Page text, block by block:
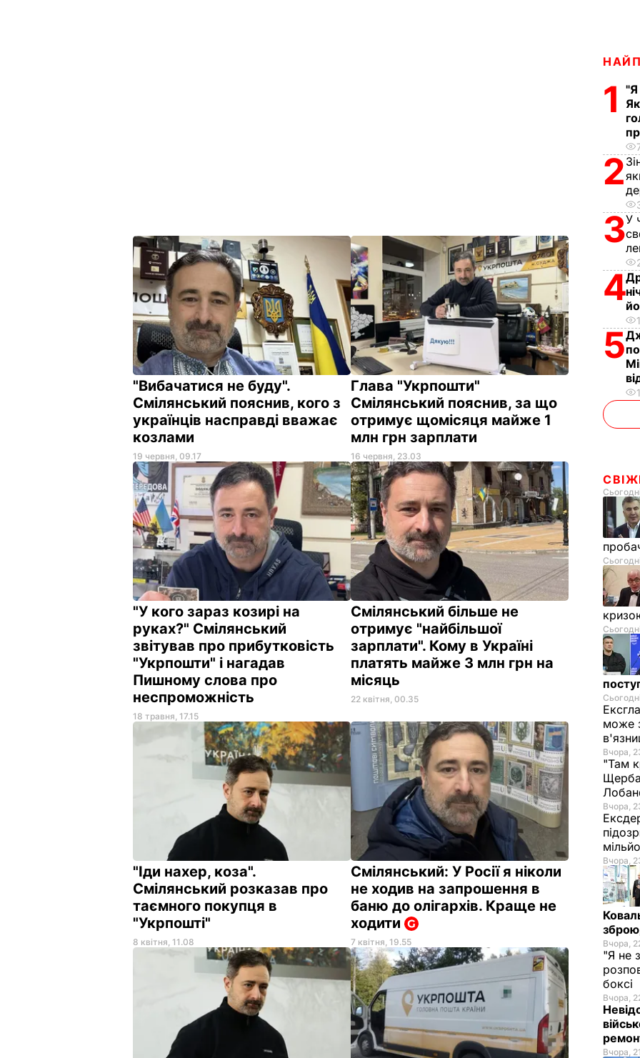
"Вибачатися не буду".
Смілянський пояснив, кого з
українців насправді вважає
козлами
19 червня, 09.17
Глава "Укрпошти"
Смілянський пояснив, за що
отримує щомісяця майже 1
млн грн зарплати
16 червня, 23.03
"У кого зараз козирі на
руках?" Смілянський
звітував про прибутковість
"Укрпошти" і нагадав
Пишному слова про
неспроможність
18 травня, 17.15
Смілянський більше не
отримує "найбільшої
зарплати". Кому в Україні
платять майже 3 млн грн на
місяць
22 квітня, 00.35
"Іди нахер, коза".
Смілянський розказав про
таємного покупця в
"Укрпошті"
8 квітня, 11.08
Смілянський: У Росії я ніколи
не ходив на запрошення в
баню до олігархів. Краще не
ходити
7 квітня, 19.55
1
"Я
2
3У
4
5
може
Вчора,
"Там
Вчора,
Вчора,
Вчора,
"Я не
боксі
Вчора,
Вчора,